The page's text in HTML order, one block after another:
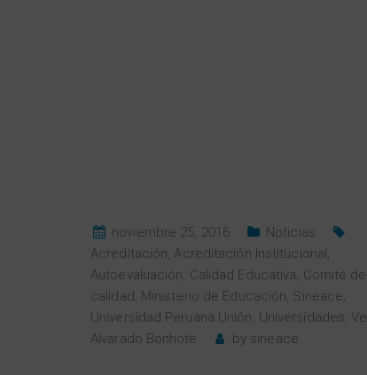
noviembre 25, 2016
Noticias
Acreditación, Acreditación Institucional,
Autoevaluación, Calidad Educativa, Comité de
calidad, Ministerio de Educación, Sineace,
Universidad Peruana Unión, Universidades,
Alvarado Bonhote
by sineace